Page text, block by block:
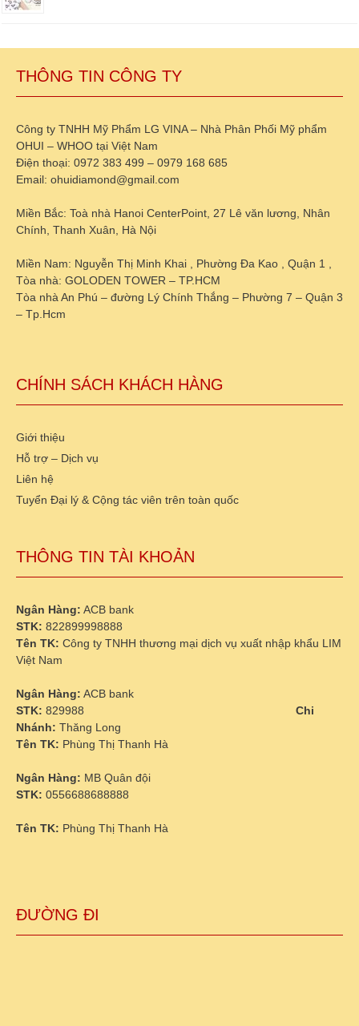
THÔNG TIN CÔNG TY
Công ty TNHH Mỹ Phẩm LG VINA – Nhà Phân Phối Mỹ phẩm
OHUI – WHOO tại Việt Nam
Điện thoại: 0972 383 499 – 0979 168 685
Email: ohuidiamond@gmail.com
Miền Bắc: Toà nhà Hanoi CenterPoint, 27 Lê văn lương, Nhân
Chính, Thanh Xuân, Hà Nội
Miền Nam: Nguyễn Thị Minh Khai , Phường Đa Kao , Quận 1 ,
Tòa nhà: GOLODEN TOWER – TP.HCM
Tòa nhà An Phú – đường Lý Chính Thắng – Phường 7 – Quận 3
– Tp.Hcm
CHÍNH SÁCH KHÁCH HÀNG
Giới thiệu
Hỗ trợ – Dịch vụ
Liên hệ
Tuyển Đại lý & Cộng tác viên trên toàn quốc
THÔNG TIN TÀI KHOẢN
Ngân Hàng: ACB bank
STK: 822899998888
Tên TK: Công ty TNHH thương mại dịch vụ xuất nhập khẩu LIM
Việt Nam
Ngân Hàng: ACB bank
STK: 829988 Chi
Nhánh: Thăng Long
Tên TK: Phùng Thị Thanh Hà
Ngân Hàng: MB Quân đội
STK: 0556688688888
Tên TK: Phùng Thị Thanh Hà
ĐƯỜNG ĐI